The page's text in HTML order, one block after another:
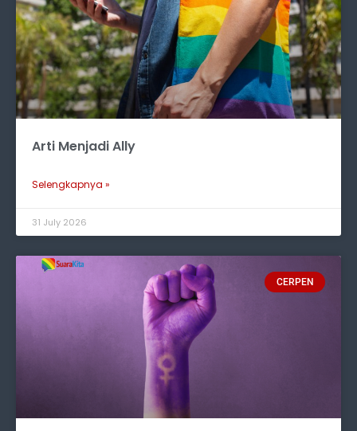
Arti Menjadi Ally
Selengkapnya »
31 July 2026
CERPEN